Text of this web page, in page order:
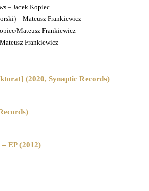
– Jacek Kopiec
– Mateusz Frankiewicz
Mateusz Frankiewicz
Frankiewicz
(2020, Synaptic Records)
EP (2012)